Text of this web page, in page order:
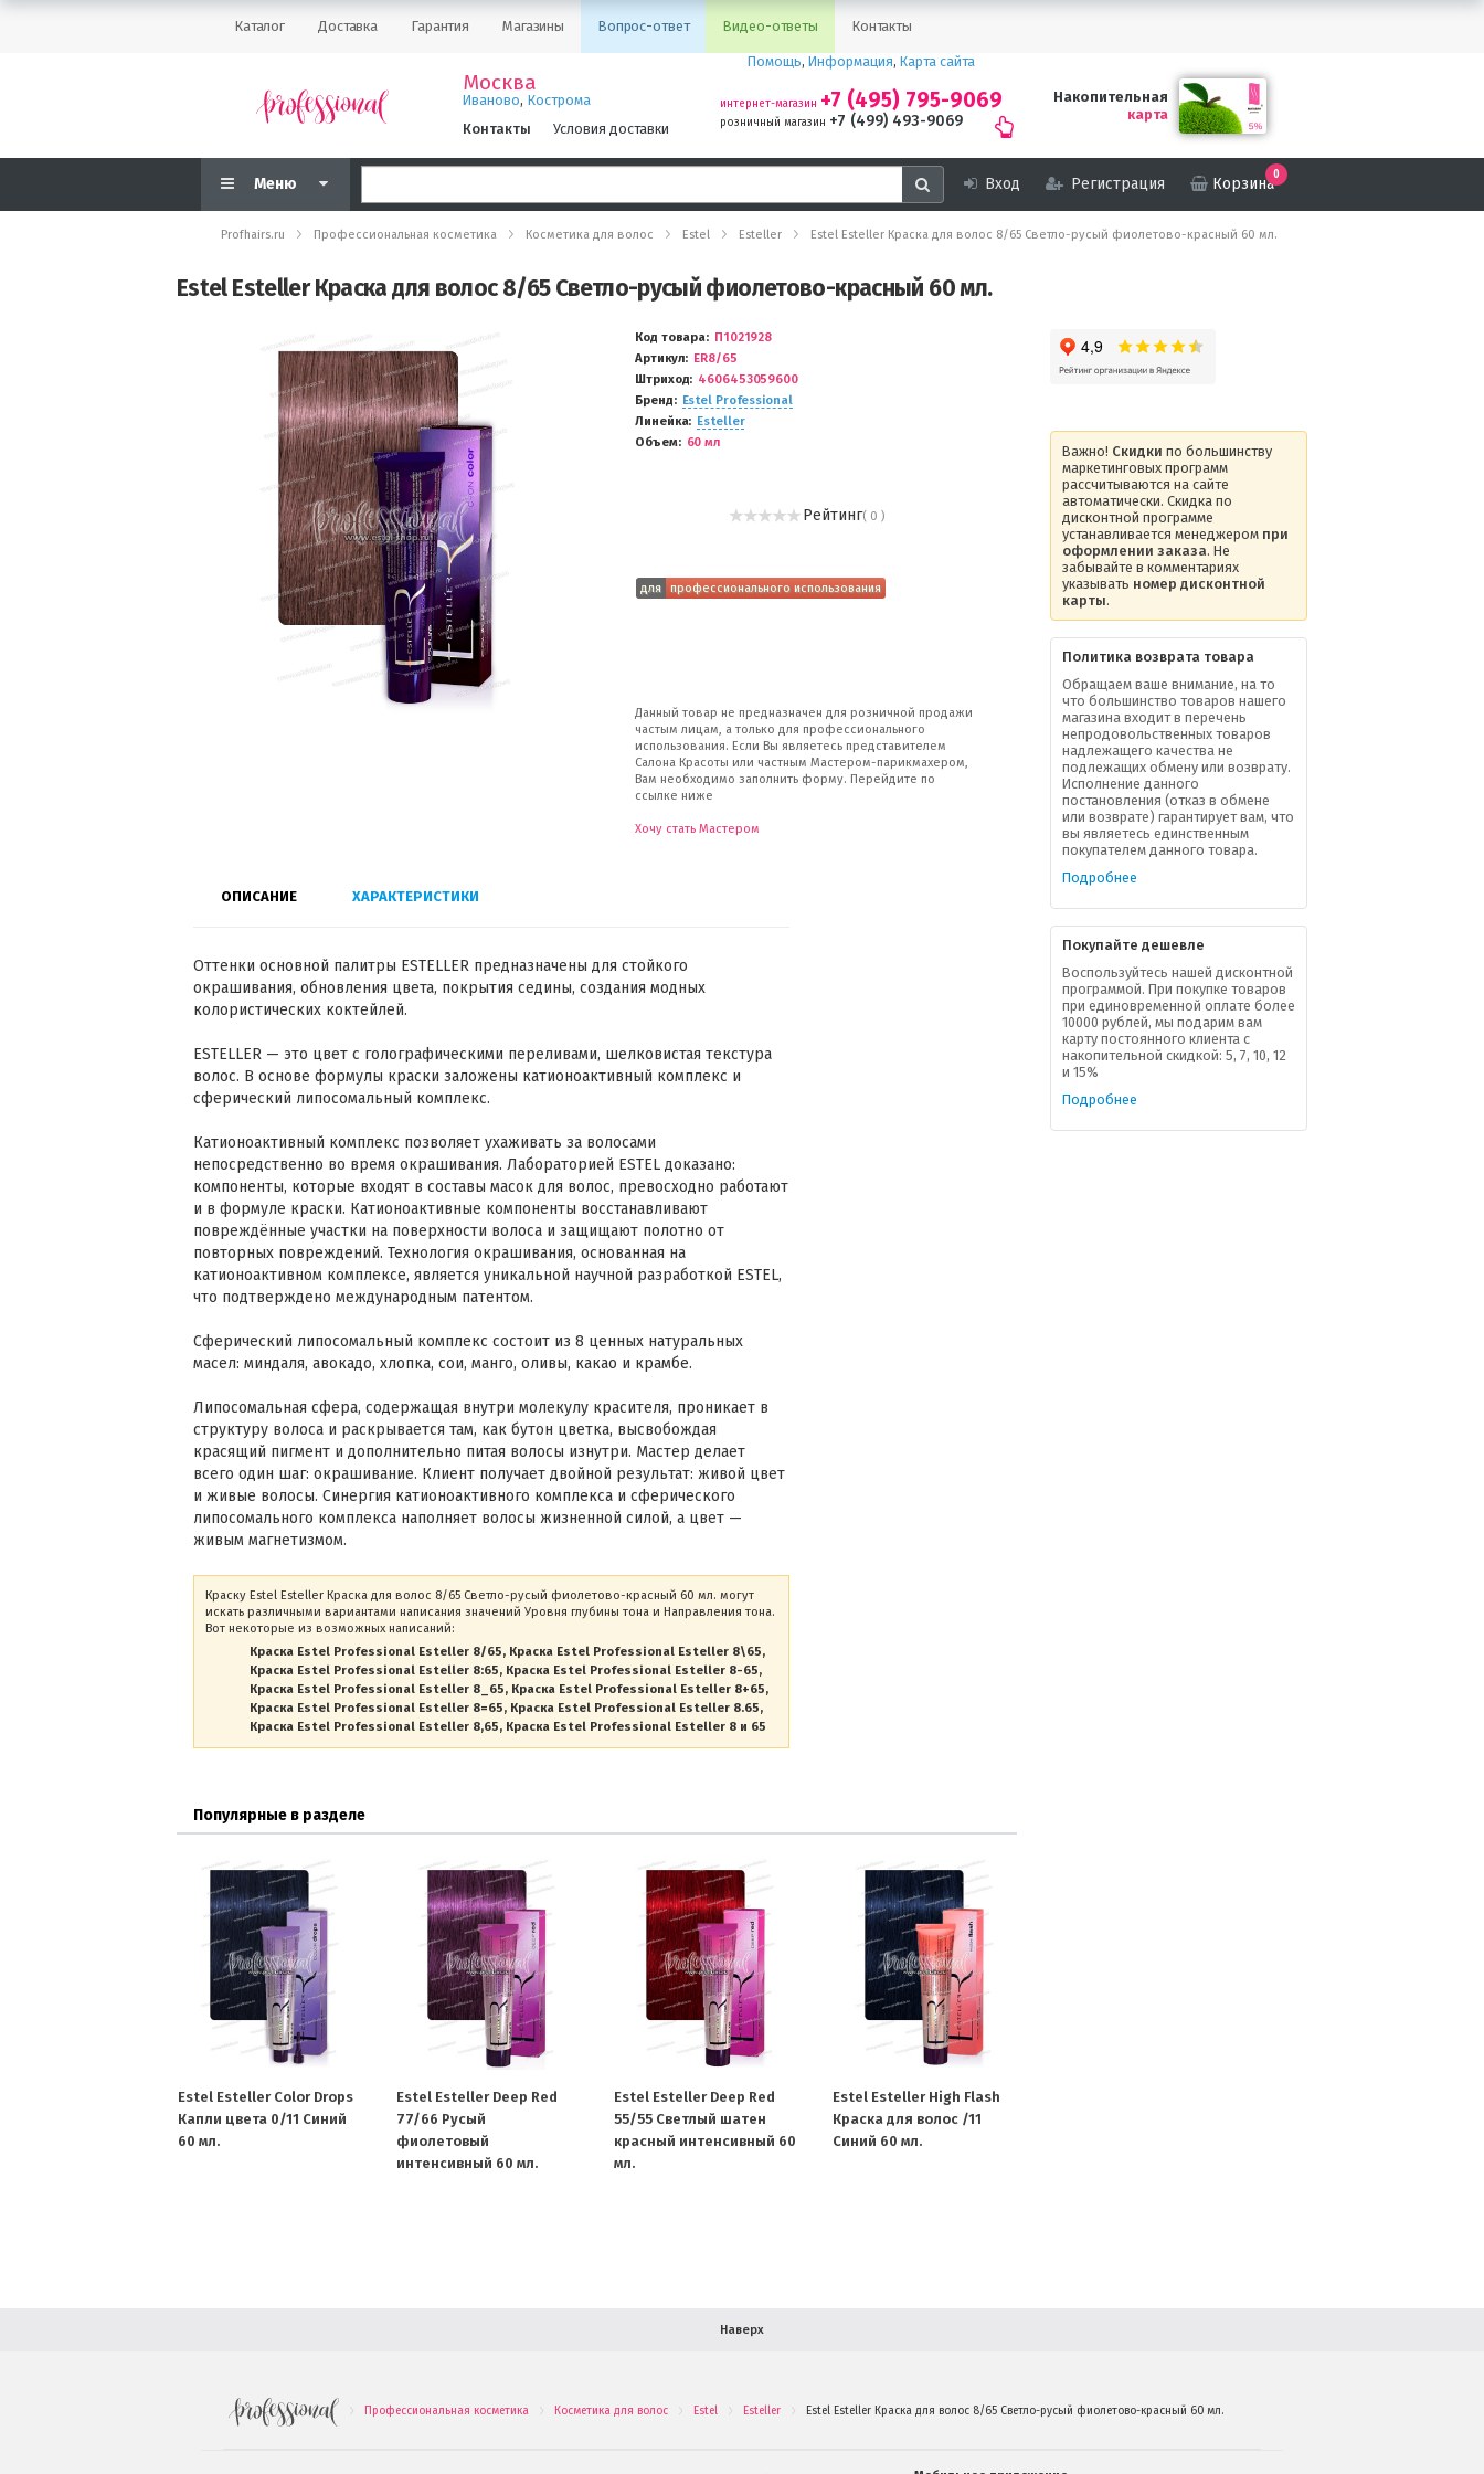
Каталог Доставка Гарантия Магазины Вопрос-ответ Видео-ответы Контакты
Москва
Иваново, Кострома
Контакты
Условия доставки
Помощь, Информация, Карта сайта
интернет-магазин +7 (495) 795-9069
розничный магазин +7 (499) 493-9069
Накопительная
карта
Меню Вход Регистрация Корзина
0
Profhairs.ru Профессиональная косметика Косметика для волос Estel Esteller Estel Esteller Краска для волос 8/65 Светло-русый фиолетово-красный 60 мл.
Estel Esteller Краска для волос 8/65 Светло-русый фиолетово-красный 60 мл.
Код товара
П1021928
Артикул
ER8/65
Штриход
4606453059600
Бренд
Estel Professional
Линейка
Esteller
Объем
60 мл
Рейтинг( 0 )
для профессионального использования
Данный товар не предназначен для розничной продажи
частым лицам, а только для профессионального
использования. Если Вы являетесь представителем
Салона Красоты или частным Мастером-парикмахером,
Вам необходимо заполнить форму. Перейдите по
ссылке ниже
Хочу стать Мастером
ОПИСАНИЕ ХАРАКТЕРИСТИКИ
Оттенки основной палитры ESTELLER предназначены для стойкого
окрашивания, обновления цвета, покрытия седины, создания модных
колористических коктейлей.
ESTELLER — это цвет с голографическими переливами, шелковистая текстура
волос. В основе формулы краски заложены катионоактивный комплекс и
сферический липосомальный комплекс.
Катионоактивный комплекс позволяет ухаживать за волосами
непосредственно во время окрашивания. Лабораторией ESTEL доказано:
компоненты, которые входят в составы масок для волос, превосходно работают
и в формуле краски. Катионоактивные компоненты восстанавливают
повреждённые участки на поверхности волоса и защищают полотно от
повторных повреждений. Технология окрашивания, основанная на
катионоактивном комплексе, является уникальной научной разработкой ESTEL,
что подтверждено международным патентом.
Сферический липосомальный комплекс состоит из 8 ценных натуральных
масел: миндаля, авокадо, хлопка, сои, манго, оливы, какао и крамбе.
Липосомальная сфера, содержащая внутри молекулу красителя, проникает в
структуру волоса и раскрывается там, как бутон цветка, высвобождая
красящий пигмент и дополнительно питая волосы изнутри. Мастер делает
всего один шаг: окрашивание. Клиент получает двойной результат: живой цвет
и живые волосы. Синергия катионоактивного комплекса и сферического
липосомального комплекса наполняет волосы жизненной силой, а цвет —
живым магнетизмом.
Краску Estel Esteller Краска для волос 8/65 Светло-русый фиолетово-красный 60 мл. могут
искать различными вариантами написания значений Уровня глубины тона и Направления тона.
Вот некоторые из возможных написаний:
Краска Estel Professional Esteller 8/65
Краска Estel Professional Esteller 8\65
Краска Estel Professional Esteller 8:65
Краска Estel Professional Esteller 8-65
Краска Estel Professional Esteller 8_65
Краска Estel Professional Esteller 8+65
Краска Estel Professional Esteller 8=65
Краска Estel Professional Esteller 8.65
Краска Estel Professional Esteller 8,65
Краска Estel Professional Esteller 8 и 65
Популярные в разделе
Estel Esteller Color Drops
Капли цвета 0/11 Синий
60 мл.
Estel Esteller Deep Red
77/66 Русый
фиолетовый
интенсивный 60 мл.
Estel Esteller Deep Red
55/55 Светлый шатен
красный интенсивный 60
мл.
Estel Esteller High Flash
Краска для волос /11
Синий 60 мл.
Важно! Скидки по большинству
маркетинговых программ
рассчитываются на сайте
автоматически. Скидка по
дисконтной программе
устанавливается менеджером при
оформлении заказа. Не
забывайте в комментариях
указывать номер дисконтной
карты.
Политика возврата товара
Обращаем ваше внимание, на то
что большинство товаров нашего
магазина входит в перечень
непродовольственных товаров
надлежащего качества не
подлежащих обмену или возврату.
Исполнение данного
постановления (отказ в обмене
или возврате) гарантирует вам, что
вы являетесь единственным
покупателем данного товара.
Подробнее
Покупайте дешевле
Воспользуйтесь нашей дисконтной
программой. При покупке товаров
при единовременной оплате более
10000 рублей, мы подарим вам
карту постоянного клиента с
накопительной скидкой: 5, 7, 10, 12
и 15%
Подробнее
Наверх
Профессиональная косметика Косметика для волос Estel Esteller Estel Esteller Краска для волос 8/65 Светло-русый фиолетово-красный 60 мл.